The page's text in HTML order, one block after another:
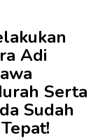
Adi
Serta
Sudah